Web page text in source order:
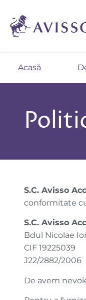
Acasă
S.C. Avisso
conformitate
S.C. Avisso
Bdul Nicolae
CIF 19225039
J22/2882/2006
De avem